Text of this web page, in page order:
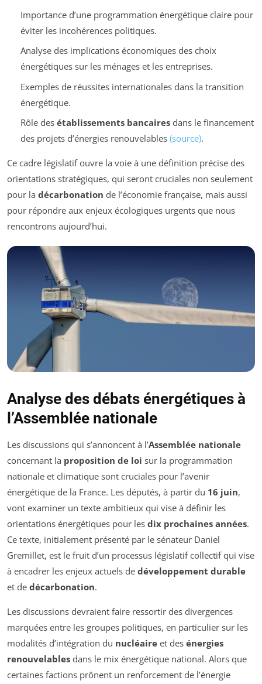
Importance d’une programmation énergétique claire pour
éviter les incohérences politiques.
Analyse des implications économiques des choix
énergétiques sur les ménages et les entreprises.
Exemples de réussites internationales dans la transition
énergétique.
Rôle des établissements bancairesdans le financement
des projets d’énergies renouvelables (source).
Ce cadre législatif ouvre la voie à une définition précise des
orientations stratégiques, qui seront cruciales non seulement
pour la décarbonation de l’économie française, mais aussi
pour répondre aux enjeux écologiques urgents que nous
rencontrons aujourd’hui.
Analyse des débats énergétiques à
l’Assemblée nationale
Les discussions qui s’annoncent à l’Assemblée nationale
concernant la proposition de loi sur la programmation
nationale et climatique sont cruciales pour l’avenir
énergétique de la France. Les députés, à partir du 16 juin,
vont examiner un texte ambitieux qui vise à définir les
orientations énergétiques pour les dix prochaines années.
Ce texte, initialement présenté par le sénateur Daniel
Gremillet, est le fruit d’un processus législatif collectif qui vise
à encadrer les enjeux actuels de développement durable
et de décarbonation.
Les discussions devraient faire ressortir des divergences
marquées entre les groupes politiques, en particulier sur les
modalités d’intégration du nucléaire et des énergies
renouvelables dans le mix énergétique national. Alors que
certaines factions prônent un renforcement de l’énergie